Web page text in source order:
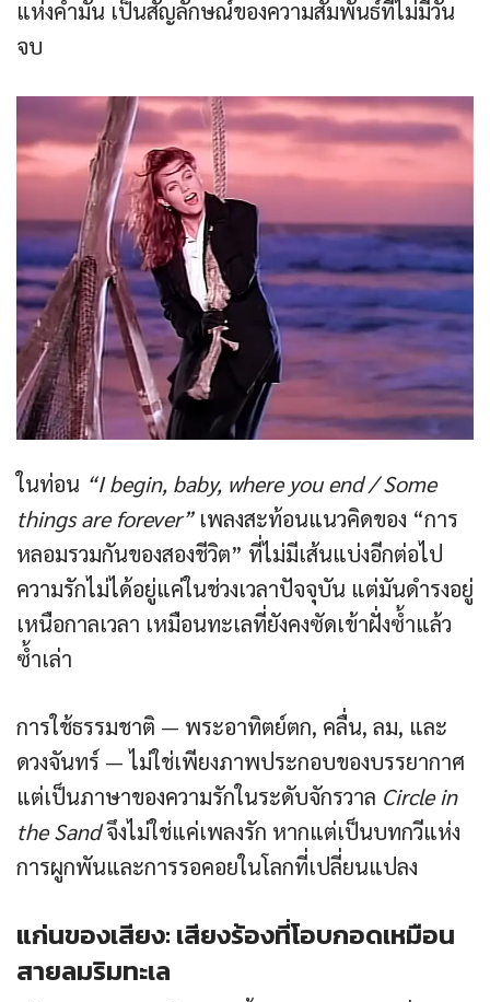
แห่งคำมั่น เป็นสัญลักษณ์ของความสัมพันธ์ที่ไม่มีวัน
จบ
ในท่อน “I begin, baby, where you end / Some
things are forever”เพลงสะท้อนแนวคิดของ “การ
หลอมรวมกันของสองชีวิต” ที่ไม่มีเส้นแบ่งอีกต่อไป
ความรักไม่ได้อยู่แค่ในช่วงเวลาปัจจุบัน แต่มันดำรงอยู่
เหนือกาลเวลา เหมือนทะเลที่ยังคงซัดเข้าฝั่งซ้ำแล้ว
ซ้ำเล่า
การใช้ธรรมชาติ — พระอาทิตย์ตก, คลื่น, ลม, และ
ดวงจันทร์ — ไม่ใช่เพียงภาพประกอบของบรรยากาศ
แต่เป็นภาษาของความรักในระดับจักรวาล Circle in
the Sandจึงไม่ใช่แค่เพลงรัก หากแต่เป็นบทกวีแห่ง
การผูกพันและการรอคอยในโลกที่เปลี่ยนแปลง
แก่นของเสียง: เสียงร้องที่โอบกอดเหมือน
สายลมริมทะเล